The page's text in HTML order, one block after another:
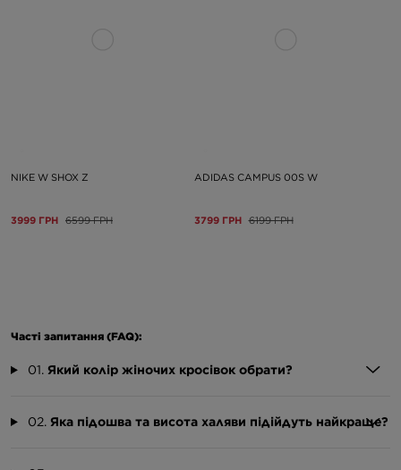
NIKE W SHOX Z
3999 ГРН 6599 ГРН
ADIDAS CAMPUS 00S W
3799 ГРН 6199 ГРН
Часті запитання (FAQ):
01. Який колір жіночих кросівок обрати?
02. Яка підошва та висота халяви підійдуть найкраще?